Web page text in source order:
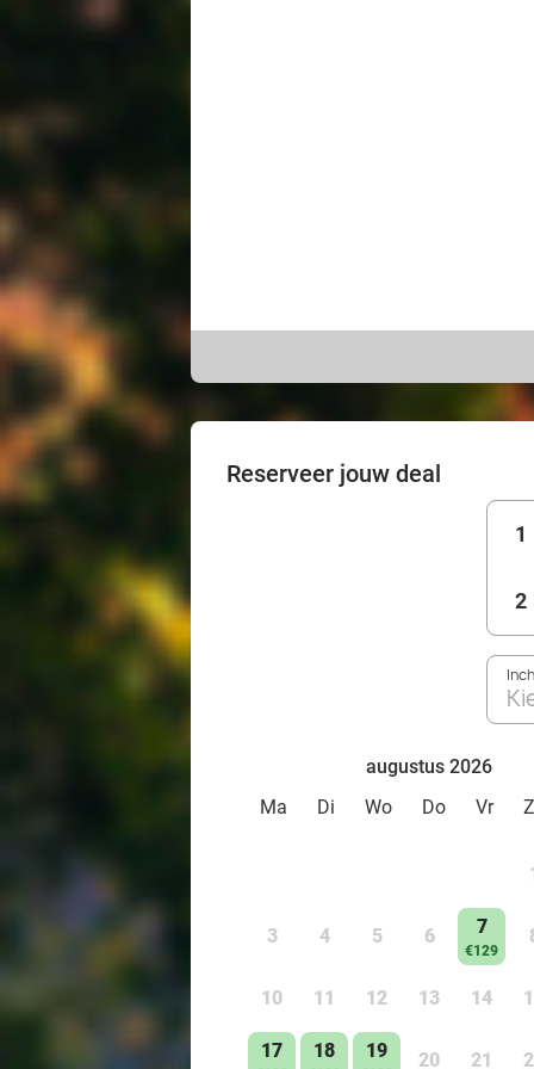
Reserveer jouw deal
1
2
augustus 2026
Ma
Di Wo Do Vr
3 4 5 6 7
€129
10 11 12 13 14
17 18 19 20 21